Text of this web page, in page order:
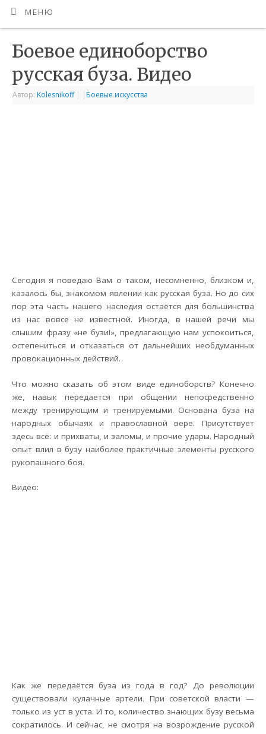
МЕНЮ
Боевое единоборство
русская буза. Видео
Автор: Kolesnikoff | | Боевые искусства
Сегодня я поведаю Вам о таком, несомненно, близком и,
казалось бы, знакомом явлении как русская буза. Но до сих
пор эта часть нашего наследия остаётся для большинства
из нас вовсе не известной. Иногда, в нашей речи мы
слышим фразу «не бузи!», предлагающую нам успокоиться,
остепениться и отказаться от дальнейших необдуманных
провокационных действий.
Что можно сказать об этом виде единоборств? Конечно
же, навык передается при общении непосредственно
между тренирующим и тренируемыми. Основана буза на
народных обычаях и православной вере. Присутствует
здесь всё: и прихваты, и заломы, и прочие удары. Народный
опыт влил в бузу наиболее практичные элементы русского
рукопашного боя.
Видео:
Как же передаётся буза из года в год? До революции
существовали кулачные артели. При советской власти —
только из уст в уста. И то, количество знающих бузу весьма
сократилось. И сейчас, не смотря на возрождение русской